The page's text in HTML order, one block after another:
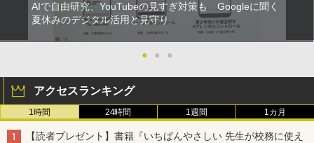
AIで自由研究、YouTubeの見すぎ対策も Googleに聞く
夏休みのデジタル活用と見守り
● ● ●
アクセスランキング
1時間 24時間 1週間 1カ月
【読者プレゼント】書籍『いちばんやさしい 先生が校務に使え